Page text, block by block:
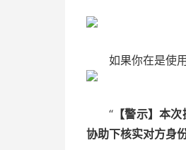
如果你在是使
“ 【警示】本
协助下核实对方身